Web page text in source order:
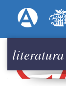
Menú
literatura